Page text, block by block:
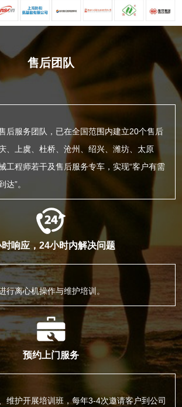
售后团队
后服务团队，已在全国范围内建立20个售后
、上虞、杜桥、沧州、绍兴、潍坊、太原
工程师若干及售后服务专车，实现“客户有需
”。
时响应，24小时内解决问题
行离心机操作与维护培训。
预约上门服务
维护开展培训班，每年3-4次邀请客户到公司